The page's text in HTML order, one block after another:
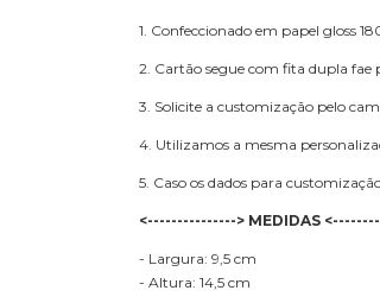
1. Confeccionado em papel gloss
2. Cartão segue com fita dupla fae
3. Solicite a customização pelo
4. Utilizamos a mesma
5. Caso os dados para
<---------------> MEDIDAS
- Largura: 9,5 cm
- Altura: 14,5 cm